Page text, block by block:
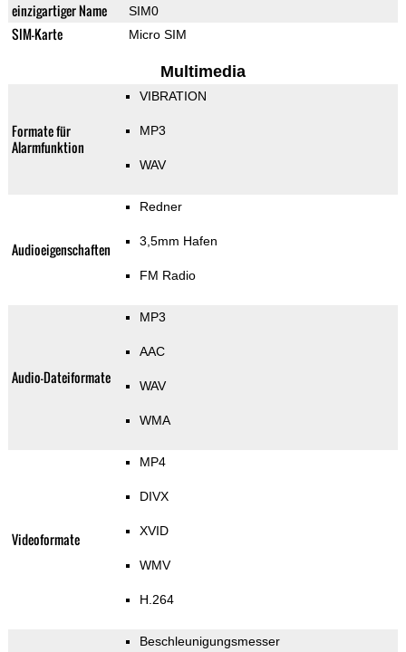
einzigartiger Name SIM0
SIM-Karte Micro SIM
Multimedia
Formate für
Alarmfunktion
VIBRATION
MP3
WAV
Audioeigenschaften
Redner
3,5mm Hafen
FM Radio
Audio-Dateiformate
MP3
AAC
WAV
WMA
Videoformate
MP4
DIVX
XVID
WMV
H.264
Beschleunigungsmesser